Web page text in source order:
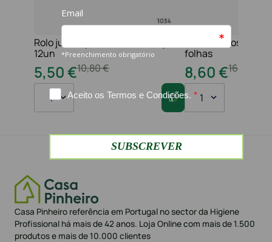
Rolo jumbo pasta 2f 210 serviços
12un
10,80€
5,50€
1
Toalha maos 2f
folhas
16
8,60€
1
Casa Pinheiro referência em Portugal no sector da Higiene
Profissional há mais de 42 anos. Loja Online com mais de 1.500
produtos e mais de 10.000 clientes